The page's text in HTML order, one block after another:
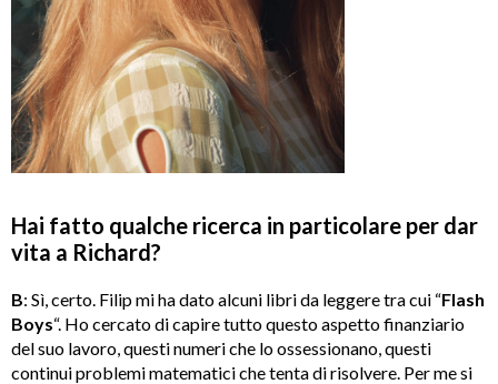
Hai fatto qualche ricerca in particolare per dar
vita a Richard?
B: Sì, certo. Filip mi ha dato alcuni libri da leggere tra cui “Flash
Boys“. Ho cercato di capire tutto questo aspetto finanziario
del suo lavoro, questi numeri che lo ossessionano, questi
continui problemi matematici che tenta di risolvere. Per me si